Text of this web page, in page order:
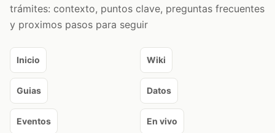
trámites: contexto, puntos clave, preguntas frecuentes
y proximos pasos para seguir
Inicio Wiki
Guias Datos
Eventos En vivo